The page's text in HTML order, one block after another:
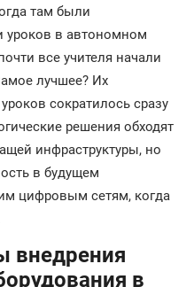
там были
уроков в автономном
все учителя начали
лучшее? Их
сократилось сразу
решения обходят
инфраструктуры, но
в будущем
цифровым сетям, когда
внедрения
в